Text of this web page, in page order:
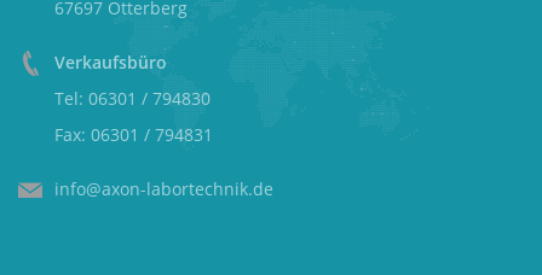
67697 Otterberg
Verkaufsbüro
Tel: 06301 / 794830
Fax: 06301 / 794831
info@axon-labortechnik.de